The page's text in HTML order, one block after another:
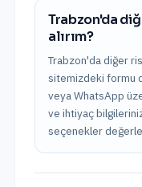
Trabzon'da
alırım?
Trabzon'da diğer
sitemizdeki formu
veya WhatsApp
ve ihtiyaç
seçenekler